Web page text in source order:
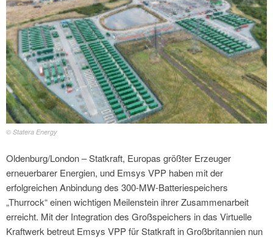
© Statera Energy
Oldenburg/London – Statkraft, Europas größter Erzeuger
erneuerbarer Energien, und Emsys VPP haben mit der
erfolgreichen Anbindung des 300-MW-Batteriespeichers
„Thurrock“ einen wichtigen Meilenstein ihrer Zusammenarbeit
erreicht. Mit der Integration des Großspeichers in das Virtuelle
Kraftwerk betreut Emsys VPP für Statkraft in Großbritannien nun